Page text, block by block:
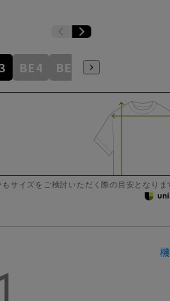
BE4 BE5 BE6
サイズをご検討いただく際の目安となりま